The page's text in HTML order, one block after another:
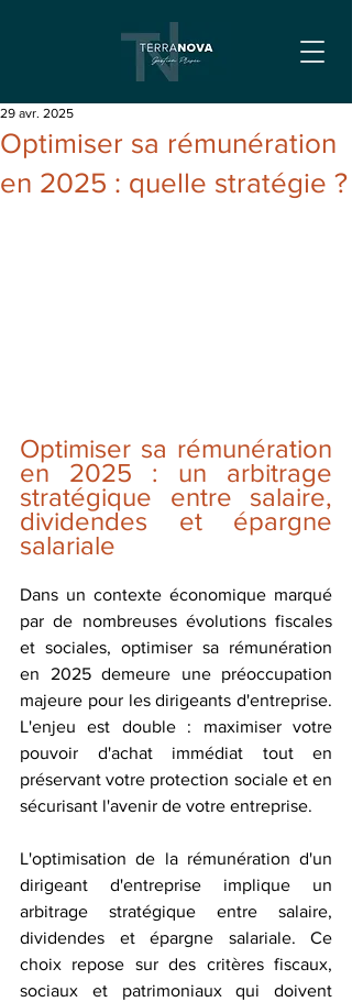
Optimiser sa rémunération
en 2025 : quelle stratégie ?
29 avr. 2025
Optimiser sa rémunération
en 2025 : un arbitrage
stratégique entre salaire,
dividendes et épargne
salariale
Dans un contexte économique marqué
par de nombreuses évolutions fiscales
et sociales, optimiser sa rémunération
en 2025 demeure une préoccupation
majeure pour les dirigeants d'entreprise.
L'enjeu est double : maximiser votre
pouvoir d'achat immédiat tout en
préservant votre protection sociale et en
sécurisant l'avenir de votre entreprise.
L'optimisation de la rémunération d'un
dirigeant d'entreprise implique un
arbitrage stratégique entre salaire,
dividendes et épargne salariale. Ce
choix repose sur des critères fiscaux,
sociaux et patrimoniaux qui doivent